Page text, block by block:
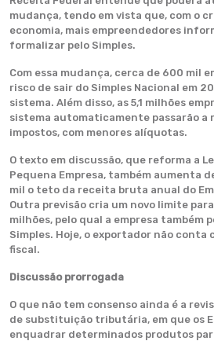
mudança, tendo em vista que, com o
economia, mais empreendedores
formalizar pelo Simples.
Com essa mudança, cerca de 600 mil
risco de sair do Simples Nacional em
sistema. Além disso, as 5,1 milhões
sistema automaticamente passarão a
impostos, com menores alíquotas.
O texto em discussão, que reforma a
Pequena Empresa, também aumenta
mil o teto da receita bruta anual do
Outra previsão cria um novo limite
milhões, pelo qual a empresa também
Simples. Hoje, o exportador não conta
fiscal.
Discussão prorrogada
O que não tem consenso ainda é a
de substituição tributária, em que os
enquadrar determinados produtos